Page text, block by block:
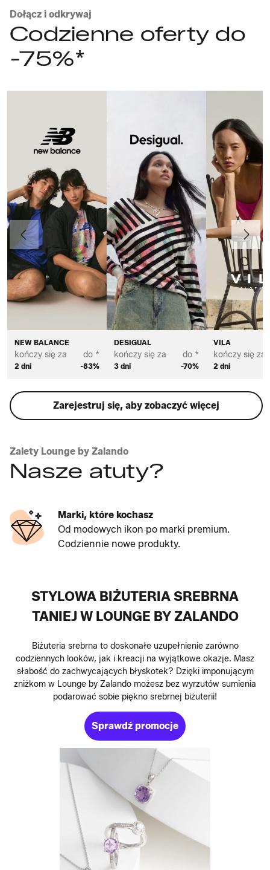
Dołącz i odkrywaj
Codzienne oferty do
-75%*
NEW BALANCE
kończy się za
2 dni
do *
-83%
DESIGUAL
kończy się za
3 dni
do *
-70%
VILA
kończy się za
2 dni
Poprzedni Dalej
Zarejestruj się, aby zobaczyć więcej
Zalety Lounge by Zalando
Nasze atuty?
Marki, które kochasz
Od modowych ikon po marki premium.
Codziennie nowe produkty.
STYLOWA BIŻUTERIA SREBRNA
TANIEJ W LOUNGE BY ZALANDO
Biżuteria srebrna to doskonałe uzupełnienie zarówno
codziennych looków, jak i kreacji na wyjątkowe okazje. Masz
słabość do zachwycających błyskotek? Dzięki imponującym
zniżkom w Lounge by Zalando możesz bez wyrzutów sumienia
podarować sobie piękno srebrnej biżuterii!
Sprawdź promocje